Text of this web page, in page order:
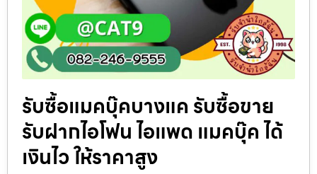
รับซื้อแมคบุ๊คบางแค รับซื้อขาย
รับฝากไอโฟน ไอแพด แมคบุ๊ค ได้
เงินไว ให้ราคาสูง